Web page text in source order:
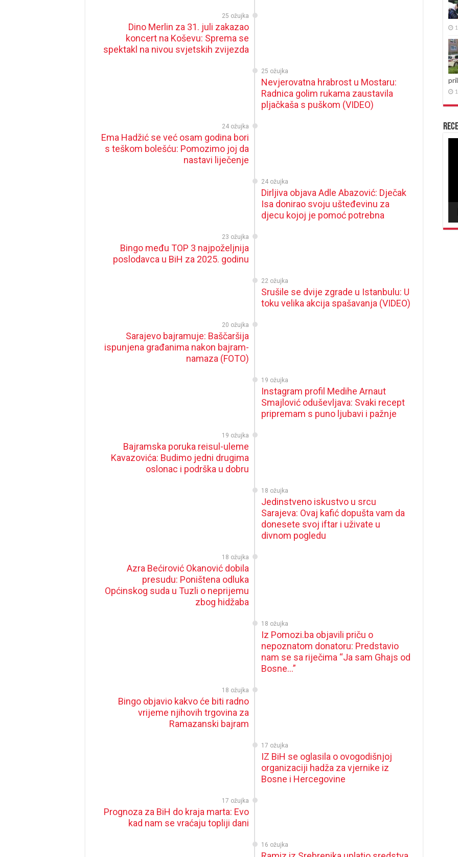
25 ožujka
Dino Merlin za 31. juli zakazao
koncert na Koševu: Sprema se
spektakl na nivou svjetskih zvijezda
25 ožujka
Nevjerovatna hrabrost u Mostaru:
Radnica golim rukama zaustavila
pljačkaša s puškom (VIDEO)
24 ožujka
Ema Hadžić se već osam godina bori
s teškom bolešću: Pomozimo joj da
nastavi liječenje
24 ožujka
Dirljiva objava Adle Abazović: Dječak
Isa donirao svoju ušteđevinu za
djecu kojoj je pomoć potrebna
23 ožujka
Bingo među TOP 3 najpoželjnija
poslodavca u BiH za 2025. godinu
22 ožujka
Srušile se dvije zgrade u Istanbulu: U
toku velika akcija spašavanja (VIDEO)
20 ožujka
Sarajevo bajramuje: Baščaršija
ispunjena građanima nakon bajram-
namaza (FOTO)
19 ožujka
Instagram profil Medihe Arnaut
Smajlović oduševljava: Svaki recept
pripremam s puno ljubavi i pažnje
19 ožujka
Bajramska poruka reisul-uleme
Kavazovića: Budimo jedni drugima
oslonac i podrška u dobru
18 ožujka
Jedinstveno iskustvo u srcu
Sarajeva: Ovaj kafić dopušta vam da
donesete svoj iftar i uživate u
divnom pogledu
18 ožujka
Azra Bećirović Okanović dobila
presudu: Poništena odluka
Općinskog suda u Tuzli o neprijemu
zbog hidžaba
18 ožujka
Iz Pomozi.ba objavili priču o
nepoznatom donatoru: Predstavio
nam se sa riječima “Ja sam Ghajs od
Bosne…”
18 ožujka
Bingo objavio kakvo će biti radno
vrijeme njihovih trgovina za
Ramazanski bajram
17 ožujka
IZ BiH se oglasila o ovogodišnjoj
organizaciji hadža za vjernike iz
Bosne i Hercegovine
17 ožujka
Prognoza za BiH do kraja marta: Evo
kad nam se vraćaju topliji dani
16 ožujka